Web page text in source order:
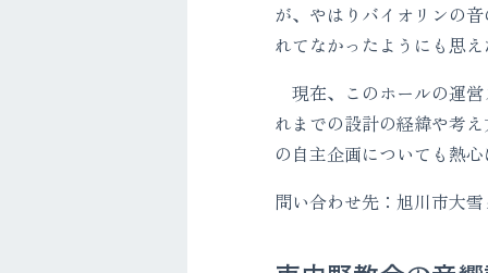
が、やはりバイオリンの
れてなかったようにも思
現在、このホールの運
れまでの設計の経緯や考
の自主企画についても熱
問い合わせ先：旭川市